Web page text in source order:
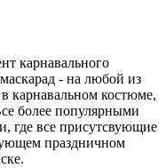
карнавального
- на любой из
карнавальном костюме,
более популярными
где все присутсвующие
праздничном